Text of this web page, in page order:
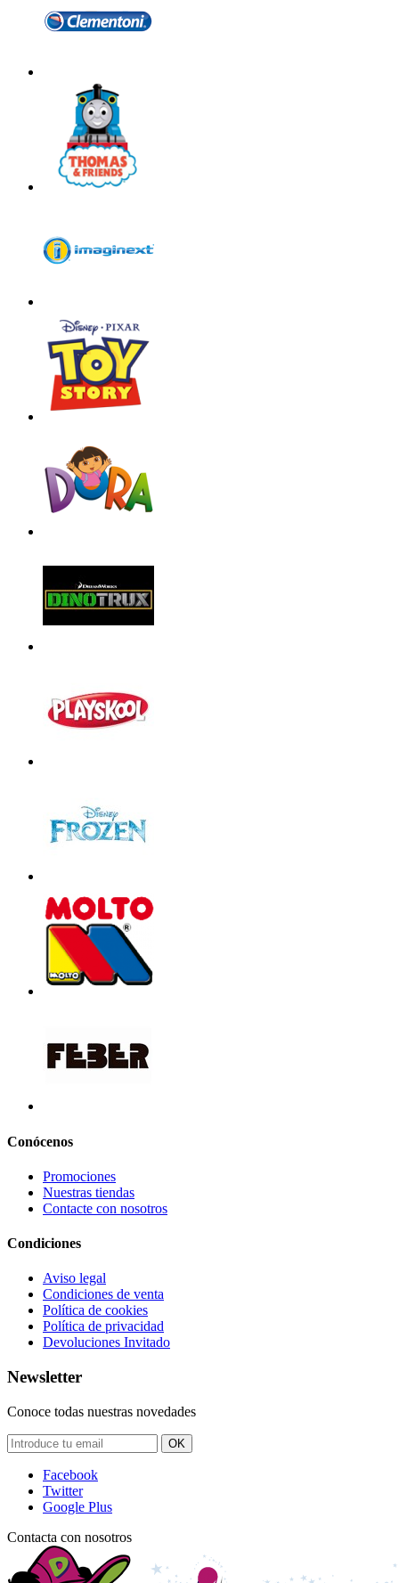
Conócenos
Promociones
Nuestras tiendas
Contacte con nosotros
Condiciones
Aviso legal
Condiciones de venta
Política de cookies
Política de privacidad
Devoluciones Invitado
Newsletter
Conoce todas nuestras novedades
OK
Facebook
Twitter
Google Plus
Contacta con nosotros